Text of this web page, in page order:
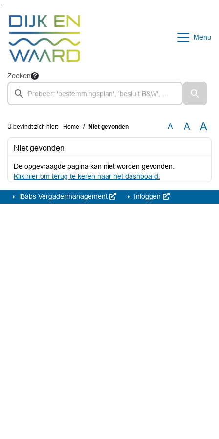
Menu
Zoeken
U bevindt zich hier: Home Niet gevonden A A A
Niet gevonden
De opgevraagde pagina kan niet worden gevonden.
Klik hier om terug te keren naar het dashboard.
iBabs Vergadermanagement Inloggen